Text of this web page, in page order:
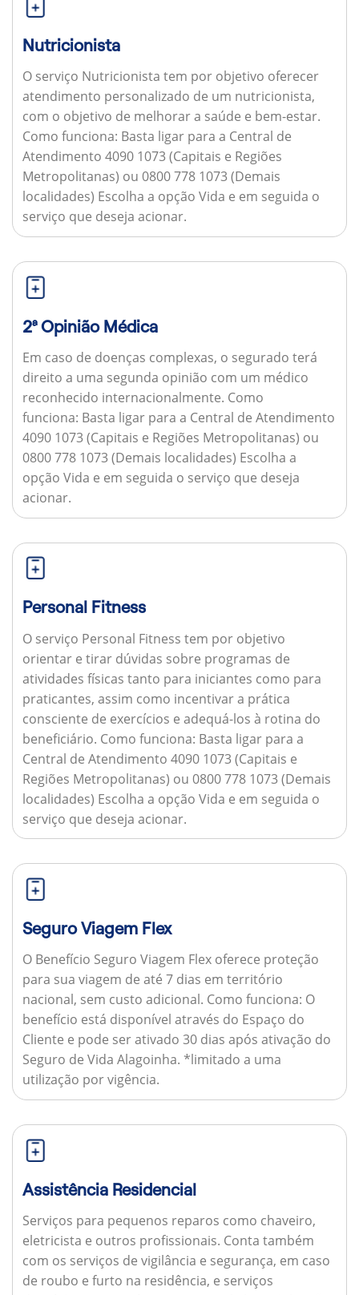
Nutricionista
O serviço Nutricionista tem por objetivo oferecer
atendimento personalizado de um nutricionista,
com o objetivo de melhorar a saúde e bem-estar.
Como funciona: Basta ligar para a Central de
Atendimento 4090 1073 (Capitais e Regiões
Metropolitanas) ou 0800 778 1073 (Demais
localidades) Escolha a opção Vida e em seguida o
serviço que deseja acionar.
2ª Opinião Médica
Em caso de doenças complexas, o segurado terá
direito a uma segunda opinião com um médico
reconhecido internacionalmente. Como
funciona: Basta ligar para a Central de Atendimento
4090 1073 (Capitais e Regiões Metropolitanas) ou
0800 778 1073 (Demais localidades) Escolha a
opção Vida e em seguida o serviço que deseja
acionar.
Personal Fitness
O serviço Personal Fitness tem por objetivo
orientar e tirar dúvidas sobre programas de
atividades físicas tanto para iniciantes como para
praticantes, assim como incentivar a prática
consciente de exercícios e adequá-los à rotina do
beneficiário. Como funciona: Basta ligar para a
Central de Atendimento 4090 1073 (Capitais e
Regiões Metropolitanas) ou 0800 778 1073 (Demais
localidades) Escolha a opção Vida e em seguida o
serviço que deseja acionar.
Seguro Viagem Flex
O Benefício Seguro Viagem Flex oferece proteção
para sua viagem de até 7 dias em território
nacional, sem custo adicional. Como funciona: O
benefício está disponível através do Espaço do
Cliente e pode ser ativado 30 dias após ativação do
Seguro de Vida Alagoinha. *limitado a uma
utilização por vigência.
Assistência Residencial
Serviços para pequenos reparos como chaveiro,
eletricista e outros profissionais. Conta também
com os serviços de vigilância e segurança, em caso
de roubo e furto na residência, e serviços